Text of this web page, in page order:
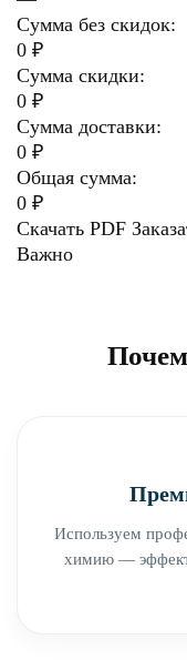
Сумма без скидок:
0 ₽
Сумма скидки:
0 ₽
Сумма доставки:
0 ₽
Общая сумма:
0 ₽
Скачать PDF
Важно
Используем
химию —